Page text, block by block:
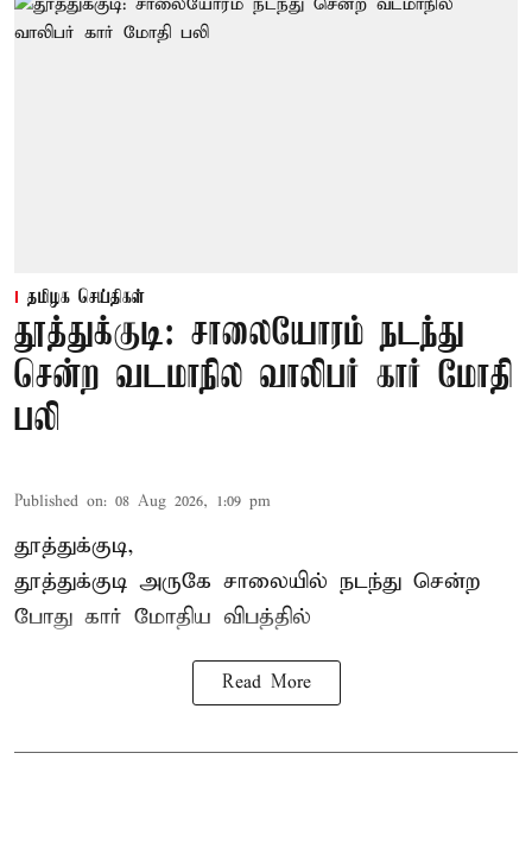
தமிழக செய்திகள்
தூத்துக்குடி: சாலையோரம் நடந்து
சென்ற வடமாநில வாலிபர் கார் மோதி
பலி
Published on: 08 Aug 2026, 1:09 pm
தூத்துக்குடி,
தூத்துக்குடி அருகே சாலையில் நடந்து சென்ற
போது கார் மோதிய விபத்தில்
Read More